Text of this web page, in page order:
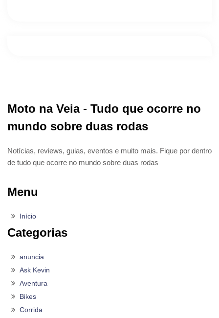
Moto na Veia - Tudo que ocorre no
mundo sobre duas rodas
Notícias, reviews, guias, eventos e muito mais. Fique por dentro
de tudo que ocorre no mundo sobre duas rodas
Menu
Início
Categorias
anuncia
Ask Kevin
Aventura
Bikes
Corrida